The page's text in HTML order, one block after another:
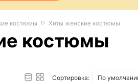
костюмы Хиты женские костюмы
костюмы
Сортировка: